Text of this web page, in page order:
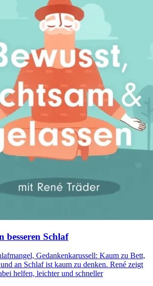
besseren Schlaf
Gedankenkarussell: Kaum zu Bett,
an Schlaf ist kaum zu denken. René zeigt
helfen, leichter und schneller